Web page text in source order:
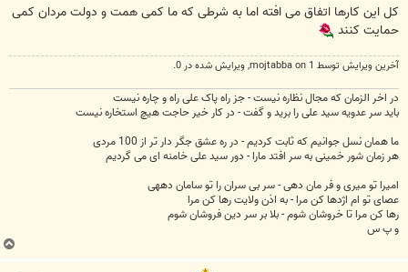
کل این کارها اتفاق می افته اما به شرطی که ما کمی همت و دولت مردان کمی
حمایت کنند
آخرین ويرايش توسط 1 on mojtabba, ويرايش شده در 0.
در اخر الزمان که مجال نظاره نیست - جز راه پاک علی راه و چاره نیست
باید سر عدویه سید علی را برید و گفت - در کار خیر حاجت هیچ استخاره نیست
ما همان نسل جوانیم که ثابت کردیم - در ره عشق جگر دار تر از 100 مردی
هر زمان شور خمینی به سر افتد مارا - دور سید علی خامنه ای می گردیم
امیرا تو میری و فر مان دهی - سر بی سران را تو سامان دههی
عصای تو ام اژدها کن مرا - به اذن ولایت رها کن مرا
رها کن مرا تا خروشان شوم - بلا بر سر دین فروشان شوم
و پ س
ب
ا